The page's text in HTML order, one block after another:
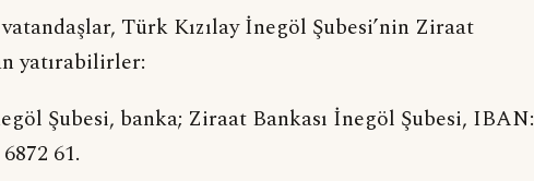
Türk Kızılay İnegöl Şubesi’nin Ziraat
yatırabilirler:
Şubesi, banka; Ziraat Bankası İnegöl Şubesi, IBAN:
61.